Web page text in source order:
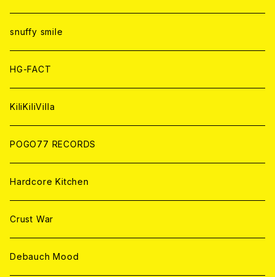
ANALOG
ANALOG
CD
ANALOG
CD
ANALOG
WORLD
CD
ANALOG
snuffy smile
HG-FACT
KiliKiliVilla
POGO77 RECORDS
Hardcore Kitchen
Crust War
Debauch Mood